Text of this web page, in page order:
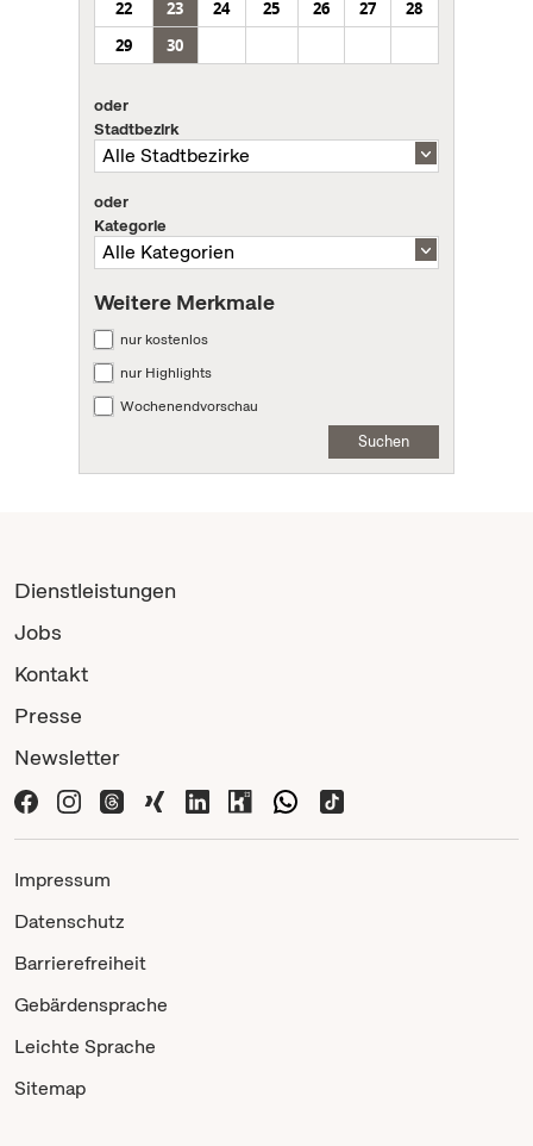
22
23 24 25 26 27
28
29
30
oder
Stadtbezirk
oder
Kategorie
Weitere Merkmale
nur kostenlos
nur Highlights
Wochenendvorschau
Suchen
Dienstleistungen
Jobs
Kontakt
Presse
Newsletter
Impressum
Datenschutz
Barrierefreiheit
Gebärdensprache
Leichte Sprache
Sitemap